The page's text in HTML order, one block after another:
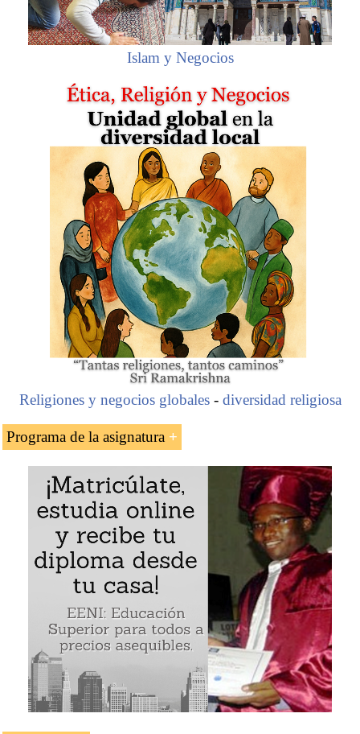
Islam y Negocios
Religiones y negocios globales- diversidad religiosa
Programa de la asignatura
El historiador senegalés musulmán Cheikh Anta
Diop
Las relaciones entre la civilización egipcíaca y el
África negra
El concepto del Renacimiento de África de Cheikh
Anta Diop
Ejemplo:Cheikh Anta Diop (historiador africano)